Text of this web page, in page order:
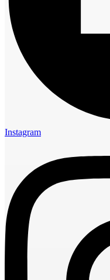
Instagram